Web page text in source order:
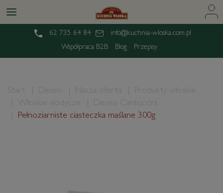
62 735 64 84
info@kuchnia-wloska.com.pl
Współpraca B2B
Blog Przepisy
Start Deseo Nasza oferta
Produkty włoskie
Włoskie słodycze
Deseo Cantuccini
Pełnoziarniste ciasteczka maślane 300g